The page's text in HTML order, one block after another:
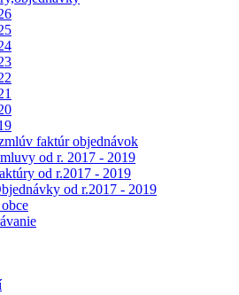
faktúr objednávok
od r. 2017 - 2019
od r.2017 - 2019
od r.2017 - 2019